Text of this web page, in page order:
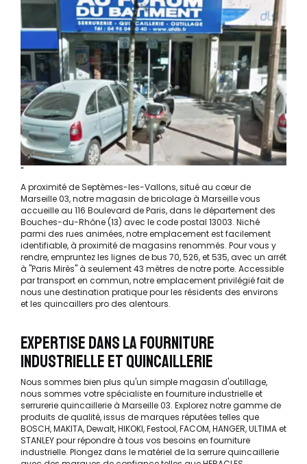
"
A proximité de Septèmes-les-Vallons, situé au cœur de
Marseille 03, notre magasin de bricolage à Marseille vous
accueille au 116 Boulevard de Paris, dans le département des
Bouches-du-Rhône (13) avec le code postal 13003. Niché
parmi des rues animées, notre emplacement est facilement
identifiable, à proximité de magasins renommés. Pour vous y
rendre, empruntez les lignes de bus 70, 526, et 535, avec un arrêt
à "Paris Mirès" à seulement 43 mètres de notre porte. Accessible
par transport en commun, notre emplacement privilégié fait de
nous une destination pratique pour les résidents des environs
et les quincaillers pro des alentours.
EXPERTISE DANS LA FOURNITURE
INDUSTRIELLE ET QUINCAILLERIE
Nous sommes bien plus qu'un simple magasin d'outillage,
nous sommes votre spécialiste en fourniture industrielle et
serrurerie quincaillerie à Marseille 03. Explorez notre gamme de
produits de qualité, issus de marques réputées telles que
BOSCH, MAKITA, Dewalt, HIKOKI, Festool, FACOM, HANGER, ULTIMA et
STANLEY pour répondre à tous vos besoins en fourniture
industrielle. Plongez dans le matériel de la serrure quincaillerie